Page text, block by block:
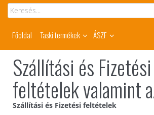
Főoldal Taski termékek ÁSZF
Szállítási és Fizetési
feltételek valamint
Szállítási és Fizetési feltételek